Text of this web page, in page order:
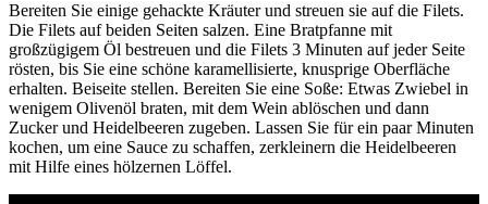
Bereiten Sie einige gehackte Kräuter und streuen sie auf die Filets.
Die Filets auf beiden Seiten salzen. Eine Bratpfanne mit
großzügigem Öl bestreuen und die Filets 3 Minuten auf jeder Seite
rösten, bis Sie eine schöne karamellisierte, knusprige Oberfläche
erhalten. Beiseite stellen. Bereiten Sie eine Soße: Etwas Zwiebel in
wenigem Olivenöl braten, mit dem Wein ablöschen und dann
Zucker und Heidelbeeren zugeben. Lassen Sie für ein paar Minuten
kochen, um eine Sauce zu schaffen, zerkleinern die Heidelbeeren
mit Hilfe eines hölzernen Löffel.